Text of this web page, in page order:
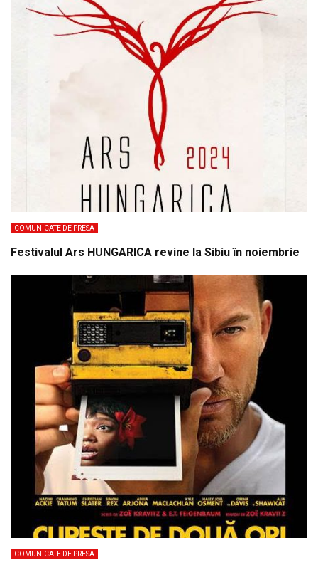
COMUNICATE DE PRESA
Festivalul Ars HUNGARICA revine la Sibiu în noiembrie
COMUNICATE DE PRESA